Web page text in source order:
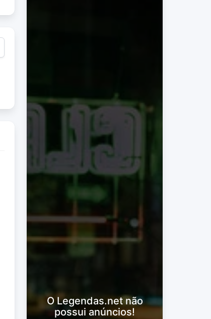
O Legendas.net não
possui anúncios!